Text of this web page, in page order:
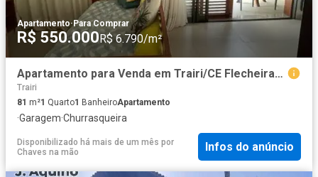
Apartamento·Para Comprar
R$ 550.000R$ 6.790/m²
Apartamento para Venda em Trairi/CE Flecheiras 1 Quartos
Trairi
81 m²1 Quarto1 BanheiroApartamento
·Garagem·Churrasqueira
Disponibilizado há mais de um mês por
Chaves na mão
Infos do anúncio